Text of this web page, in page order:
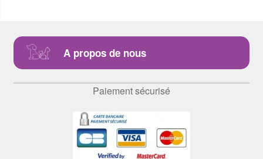
A propos de nous
Paiement sécurisé